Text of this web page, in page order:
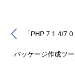
「PHP 7.1.4/
パッケージ作成ツ